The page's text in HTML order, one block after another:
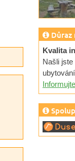
Důraz
Kvalita
Našli